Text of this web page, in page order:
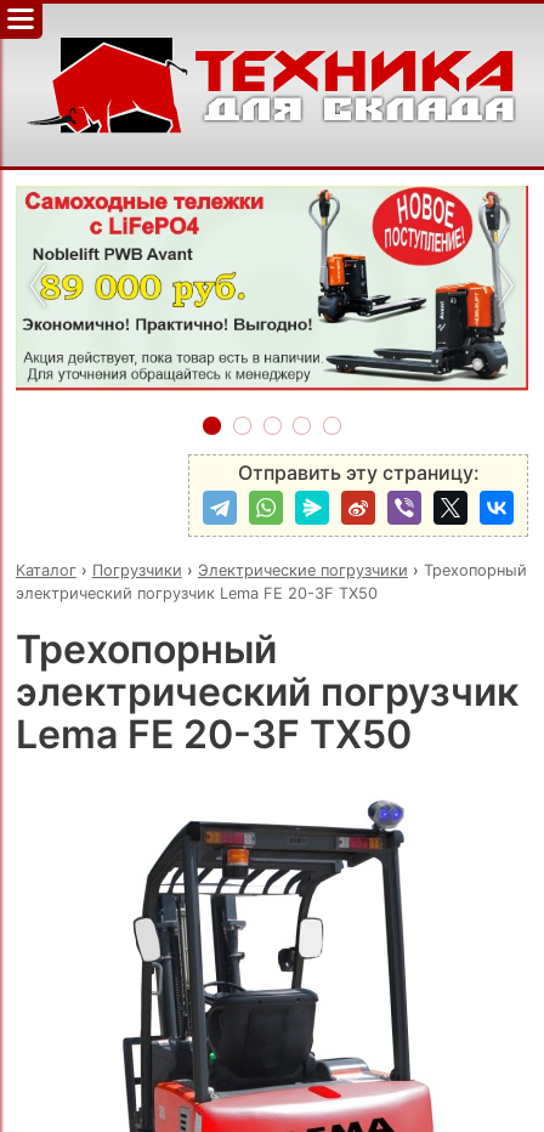
‹ ›
Отправить эту страницу:
Каталог› Погрузчики › Электрические погрузчики › Трехопорный
электрический погрузчик Lema FE 20-3F TX50
Трехопорный
электрический погрузчик
Lema FE 20-3F TX50